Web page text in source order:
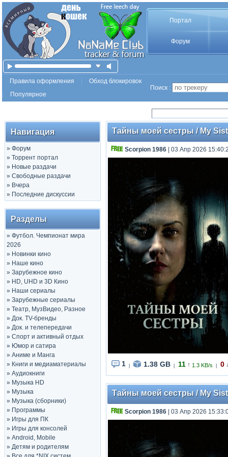
Портал
Форум
Правила оформления
Обход блокировок
Популярное
Поиск :
Навигация
» Форум
» Торрент портал
» Новые раздачи
» Свободные раздачи
» Вчера
» Последние дискуссии
Разделы
» Футбол. Чемпионат мира
2026
» Новинки кино
» Наше кино
» Зарубежное кино
» HD, UHD и 3D Кино
» Наши сериалы
» Зарубежные сериалы
» Театр, МузВидео, Разное
» Док. TV-бренды
» Док. и телепередачи
» Спорт и активный отдых
» Юмор и сатира
» Аниме и Манга
» Книги и медиаматериалы
» Аудиокниги
» Музыка HD
» Музыка
» Музыка (сборники)
» Программы
» Игры для ПК
» Игры для консолей
» Android, Mobile
» Детям и родителям
Тайны моей сестры / My
Scorpion 1986 | 03 Апр 2026
1 1.38 GB 11 ↑ 1.3 KB/s 0
Тайны моей сестры / My
Scorpion 1986 | 03 Апр 2026